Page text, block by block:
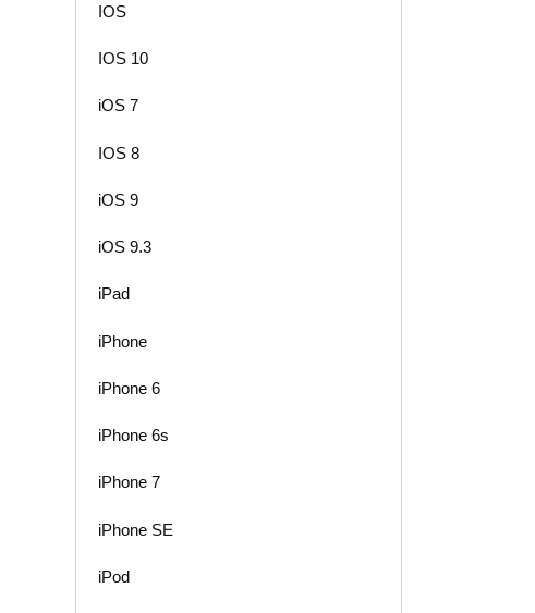
IOS
IOS 10
iOS 7
IOS 8
iOS 9
iOS 9.3
iPad
iPhone
iPhone 6
iPhone 6s
iPhone 7
iPhone SE
iPod